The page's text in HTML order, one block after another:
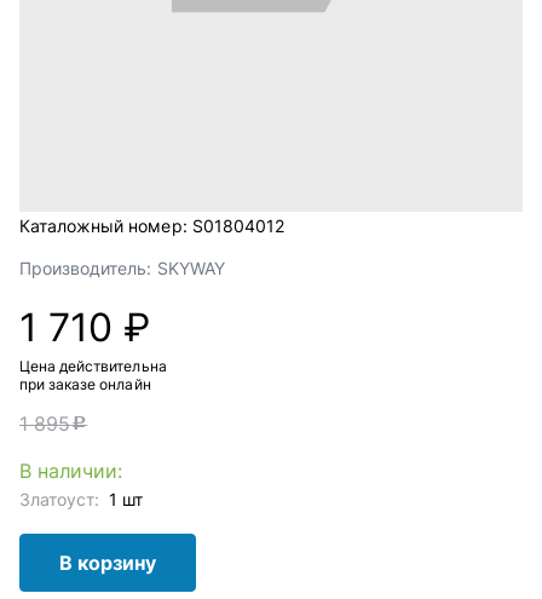
Каталожный номер: S01804012
Производитель: SKYWAY
1 710 ₽
Цена действительна
при заказе онлайн
1 895c
В наличии:
Златоуст: 1 шт
В корзину